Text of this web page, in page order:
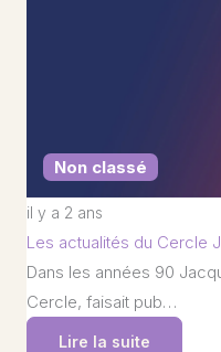
Non classé
il y a 2 ans
Les actualités du Cercle
Dans les années 90
Cercle, faisait pub…
Lire la suite